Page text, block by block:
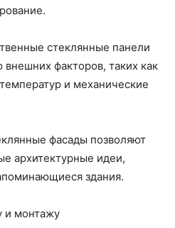
стеклянные панели
факторов, таких как
и механические
фасады позволяют
архитектурные идеи,
здания.
и монтажу